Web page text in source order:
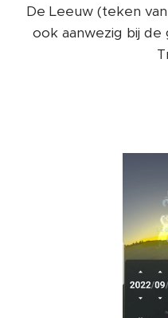
De Leeuw (teken
ook aanwezig bij